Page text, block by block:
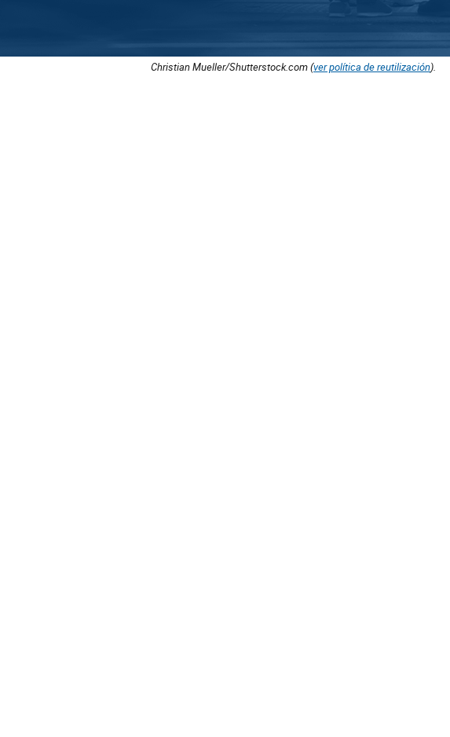
Christian Mueller/Shutterstock.com (ver política de reutilización).